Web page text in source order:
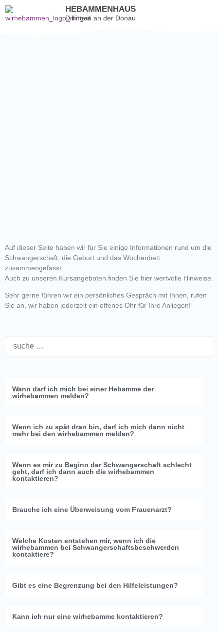
HEBAMMENHAUS
Dillingen an der Donau
Auf dieser Seite haben wir für Sie einige Informationen rund um die
Schwangerschaft, die Geburt und das Wochenbett
zusammengefasst.
Auch zu unseren Kursangeboten finden Sie hier wertvolle Hinweise.
Sehr gerne führen wir ein persönliches Gespräch mit Ihnen, rufen
Sie an, wir haben jederzeit ein offenes Ohr für Ihre Anliegen!
Wann darf ich mich bei einer Hebamme der
wirhebammen melden?
Wenn ich zu spät dran bin, darf ich mich dann nicht
mehr bei den wirhebammen melden?
Wenn es mir zu Beginn der Schwangerschaft schlecht
geht, darf ich dann auch die wirhebammen
kontaktieren?
Brauche ich eine Überweisung vom Frauenarzt?
Welche Kosten entstehen mir, wenn ich die
wirhebammen bei Schwangerschaftsbeschwerden
kontaktiere?
Gibt es eine Begrenzung bei den Hilfeleistungen?
Kann ich nur eine wirhebamme kontaktieren?